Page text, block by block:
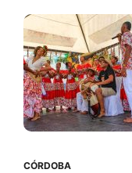
CÓRDOBA